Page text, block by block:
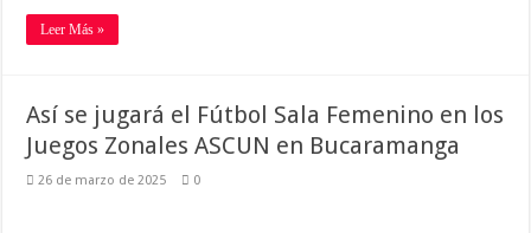
Leer Más »
Así se jugará el Fútbol Sala Femenino en los
Juegos Zonales ASCUN en Bucaramanga
26 de marzo de 2025 0